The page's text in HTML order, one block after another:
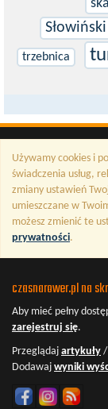
trzebnica
Używamy cookies i
świadczenia usług,
zmiany ustawień
umieszczane w
możesz zmienić te
prywatności.
czasnarower.pl na
Aby mieć pełny
zarejestruj się.
Przeglądaj artykuły /
Dodawaj wyniki